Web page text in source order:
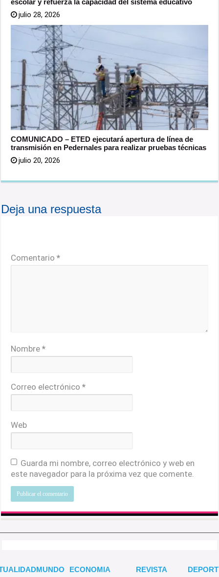
escolar y refuerza la capacidad del sistema educativo
julio 28, 2026
COMUNICADO – ETED ejecutará apertura de línea de
transmisión en Pedernales para realizar pruebas técnicas
julio 20, 2026
Deja una respuesta
Comentario*
Nombre*
Correo electrónico*
Web
Guarda mi nombre, correo electrónico y web en
este navegador para la próxima vez que comente.
MUNDO ECONOMIA REVISTA